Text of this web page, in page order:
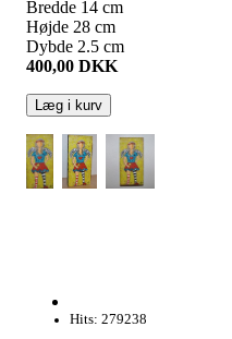
Bredde 14 cm
Højde 28 cm
Dybde 2.5 cm
400,00 DKK
Læg i kurv
Hits: 279238